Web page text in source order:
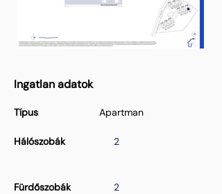
Ingatlan adatok
Típus
Hálószobák
Apartman
2
Fürdőszobák 2